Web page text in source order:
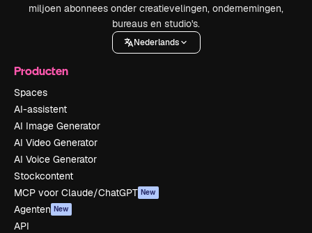
miljoen abonnees onder creatievelingen, ondernemingen,
bureaus en studio's.
Nederlands
Producten
Spaces
AI-assistent
AI Image Generator
AI Video Generator
AI Voice Generator
Stockcontent
MCP voor Claude/ChatGPT New
Agenten New
API